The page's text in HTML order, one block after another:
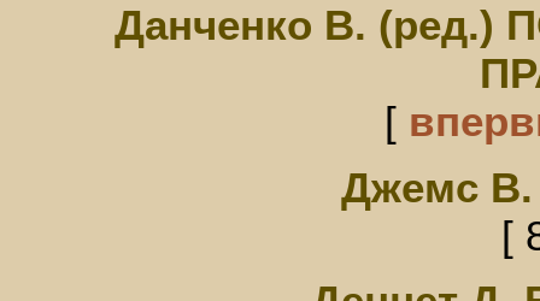
Данченко В.
[
Джемс
[